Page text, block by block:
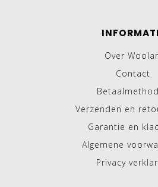
Over
Contact
Verzenden en
Garantie en
Algemene
Privacy